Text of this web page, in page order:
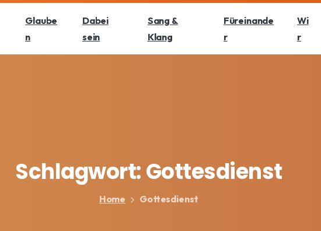
Glaube
n
Dabei
sein
Sang &
Klang
Füreinande
r
Wi
r
Schlagwort:Gottesdienst
Home Gottesdienst